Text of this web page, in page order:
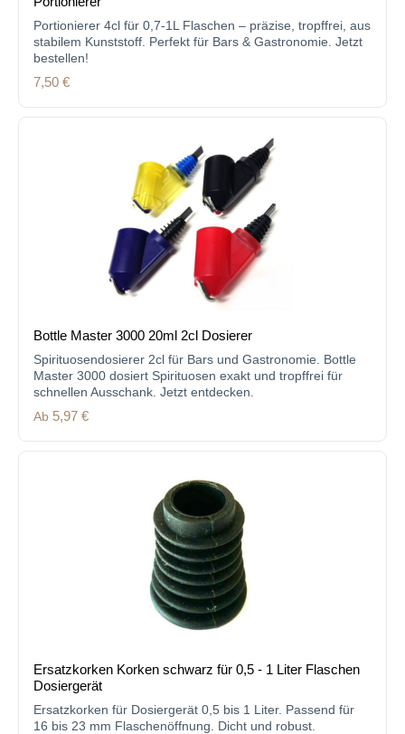
Portionierer 4cl für 0,7-1L Flaschen – präzise, tropffrei, aus
stabilem Kunststoff. Perfekt für Bars & Gastronomie. Jetzt
bestellen!
Regulärer Preis:
7,50 €
Bottle Master 3000 20ml 2cl Dosierer
Spirituosendosierer 2cl für Bars und Gastronomie. Bottle
Master 3000 dosiert Spirituosen exakt und tropffrei für
schnellen Ausschank. Jetzt entdecken.
Regulärer Preis:
Ab 5,97 €
Ersatzkorken Korken schwarz für 0,5 - 1 Liter Flaschen
Dosiergerät
Ersatzkorken für Dosiergerät 0,5 bis 1 Liter. Passend für
16 bis 23 mm Flaschenöffnung. Dicht und robust.